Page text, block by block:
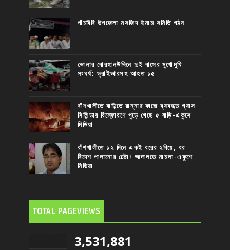
পাঁচবিবি উপজেলা মসজিদ ইমাম সমিতি গঠন
ভোলার বোরহানউদ্দিনে দুই বাসের মুখোমুখি
সংঘর্ষ: ড্রাইভারসহ আহত ১৫
বাঁশখালীতে বাড়িতে রান্নার কাজে ব্যবহৃত গ্যাস
সিলিন্ডার বিস্ফোরণে পুড়ে গেছে ৫ বাড়ি-একুশে
মিডিয়া
বাঁশখালীতে ১২ দিনে একই বরের ২বিয়ে, বর
বিদেশ পালানোর চেষ্টা! আদালতে মামলা-একুশে
মিডিয়া
TOTAL PAGEVIEWS
3,531,881